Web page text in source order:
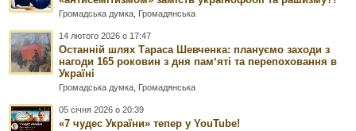
Громадська думка Громадянська
14 лютого 2026 о 17:47
Останній шлях Тараса Шевченка: плануємо заходи з
нагоди 165 роковин з дня памʼяті та перепоховання в
Україні
Громадська думка Громадянська
05 січня 2026 о 20:39
«7 чудес України» тепер у YouTube!